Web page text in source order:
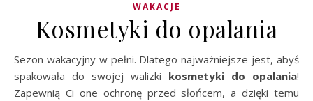
WAKACJE
Kosmetyki do opalania
Sezon wakacyjny w pełni. Dlatego najważniejsze jest, abyś
spakowała do swojej walizki kosmetyki do opalania!
Zapewnią Ci one ochronę przed słońcem, a dzięki temu